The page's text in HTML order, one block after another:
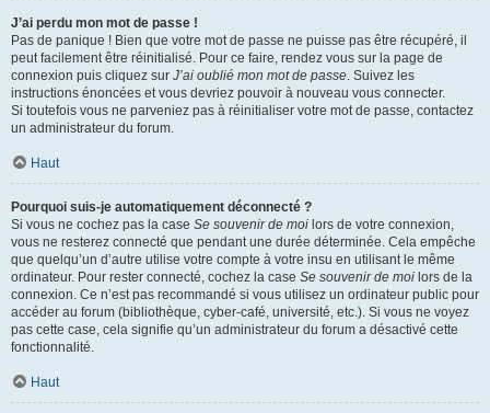
J’ai perdu mon mot de passe !
Pas de panique ! Bien que votre mot de passe ne puisse pas être récupéré, il
peut facilement être réinitialisé. Pour ce faire, rendez vous sur la page de
connexion puis cliquez sur J’ai oublié mon mot de passe. Suivez les
instructions énoncées et vous devriez pouvoir à nouveau vous connecter.
Si toutefois vous ne parveniez pas à réinitialiser votre mot de passe, contactez
un administrateur du forum.
Haut
Pourquoi suis-je automatiquement déconnecté ?
Si vous ne cochez pas la case Se souvenir de moi lors de votre connexion,
vous ne resterez connecté que pendant une durée déterminée. Cela empêche
que quelqu’un d’autre utilise votre compte à votre insu en utilisant le même
ordinateur. Pour rester connecté, cochez la case Se souvenir de moi lors de la
connexion. Ce n’est pas recommandé si vous utilisez un ordinateur public pour
accéder au forum (bibliothèque, cyber-café, université, etc.). Si vous ne voyez
pas cette case, cela signifie qu’un administrateur du forum a désactivé cette
fonctionnalité.
Haut